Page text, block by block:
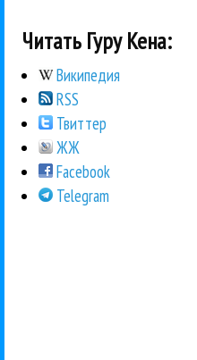
Читать Гуру Кена:
Википедия
RSS
Твиттер
ЖЖ
Facebook
Telegram